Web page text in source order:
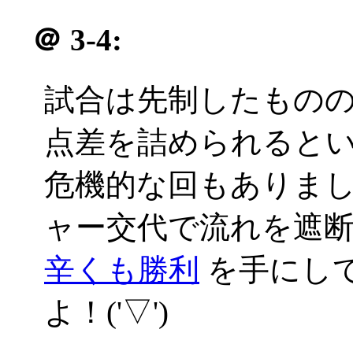
＠ 3-4:
試合は先制したもの
点差を詰められると
危機的な回もありま
ャー交代で流れを遮
辛くも勝利 を手にし
よ！('▽')